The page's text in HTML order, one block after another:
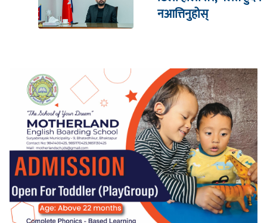
नआत्तिनुहोस्